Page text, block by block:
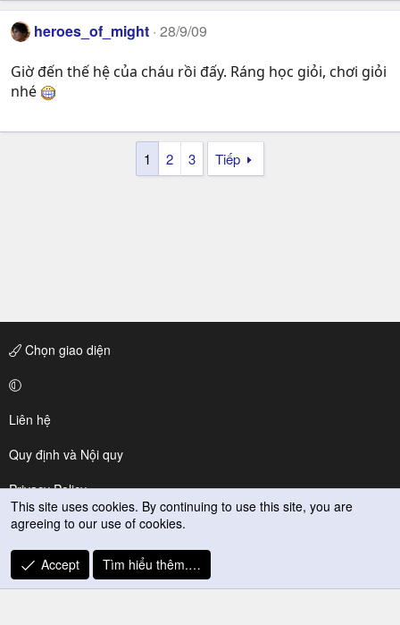
heroes_of_might 28/9/09
Giờ đến thế hệ của cháu rồi đấy. Ráng học giỏi, chơi giỏi
nhé
1 2 3 Tiếp
Chọn giao diện
Liên hệ
Quy định và Nội quy
Privacy Policy
Trợ giúp
R
S
This site uses cookies. By continuing to use this site, you are
agreeing to our use of cookies.
Accept Tìm hiểu thêm.…